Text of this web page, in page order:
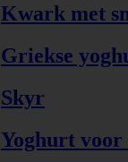
Kwark met
Griekse
Skyr
Yoghurt voor